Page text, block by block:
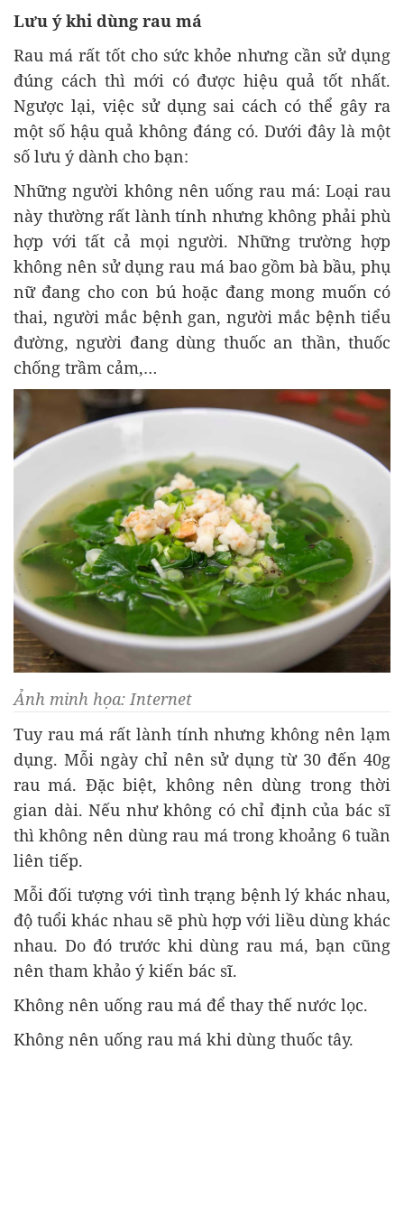
Lưu ý khi dùng rau má
Rau má rất tốt cho sức khỏe nhưng cần sử dụng
đúng cách thì mới có được hiệu quả tốt nhất.
Ngược lại, việc sử dụng sai cách có thể gây ra
một số hậu quả không đáng có. Dưới đây là một
số lưu ý dành cho bạn:
Những người không nên uống rau má: Loại rau
này thường rất lành tính nhưng không phải phù
hợp với tất cả mọi người. Những trường hợp
không nên sử dụng rau má bao gồm bà bầu, phụ
nữ đang cho con bú hoặc đang mong muốn có
thai, người mắc bệnh gan, người mắc bệnh tiểu
đường, người đang dùng thuốc an thần, thuốc
chống trầm cảm,…
Ảnh minh họa: Internet
Tuy rau má rất lành tính nhưng không nên lạm
dụng. Mỗi ngày chỉ nên sử dụng từ 30 đến 40g
rau má. Đặc biệt, không nên dùng trong thời
gian dài. Nếu như không có chỉ định của bác sĩ
thì không nên dùng rau má trong khoảng 6 tuần
liên tiếp.
Mỗi đối tượng với tình trạng bệnh lý khác nhau,
độ tuổi khác nhau sẽ phù hợp với liều dùng khác
nhau. Do đó trước khi dùng rau má, bạn cũng
nên tham khảo ý kiến bác sĩ.
Không nên uống rau má để thay thế nước lọc.
Không nên uống rau má khi dùng thuốc tây.